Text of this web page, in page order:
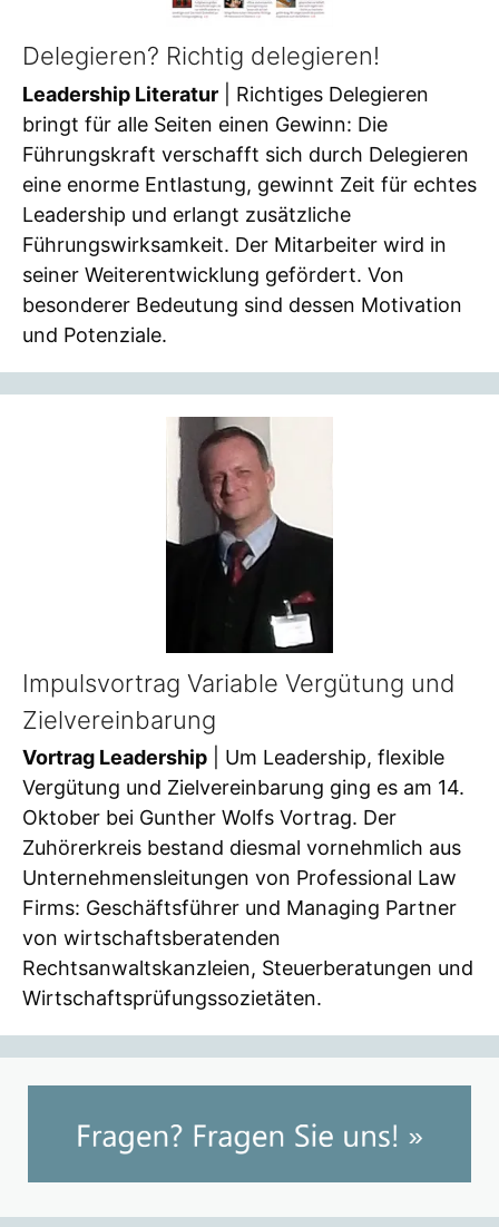
Delegieren? Richtig delegieren!
Leadership Literatur | Richtiges Delegieren
bringt für alle Seiten einen Gewinn: Die
Führungskraft verschafft sich durch Delegieren
eine enorme Entlastung, gewinnt Zeit für echtes
Leadership und erlangt zusätzliche
Führungswirksamkeit. Der Mitarbeiter wird in
seiner Weiterentwicklung gefördert. Von
besonderer Bedeutung sind dessen Motivation
und Potenziale.
Impulsvortrag Variable Vergütung und
Zielvereinbarung
Vortrag Leadership | Um Leadership, flexible
Vergütung und Zielvereinbarung ging es am 14.
Oktober bei Gunther Wolfs Vortrag. Der
Zuhörerkreis bestand diesmal vornehmlich aus
Unternehmensleitungen von Professional Law
Firms: Geschäftsführer und Managing Partner
von wirtschaftsberatenden
Rechtsanwaltskanzleien, Steuerberatungen und
Wirtschaftsprüfungssozietäten.